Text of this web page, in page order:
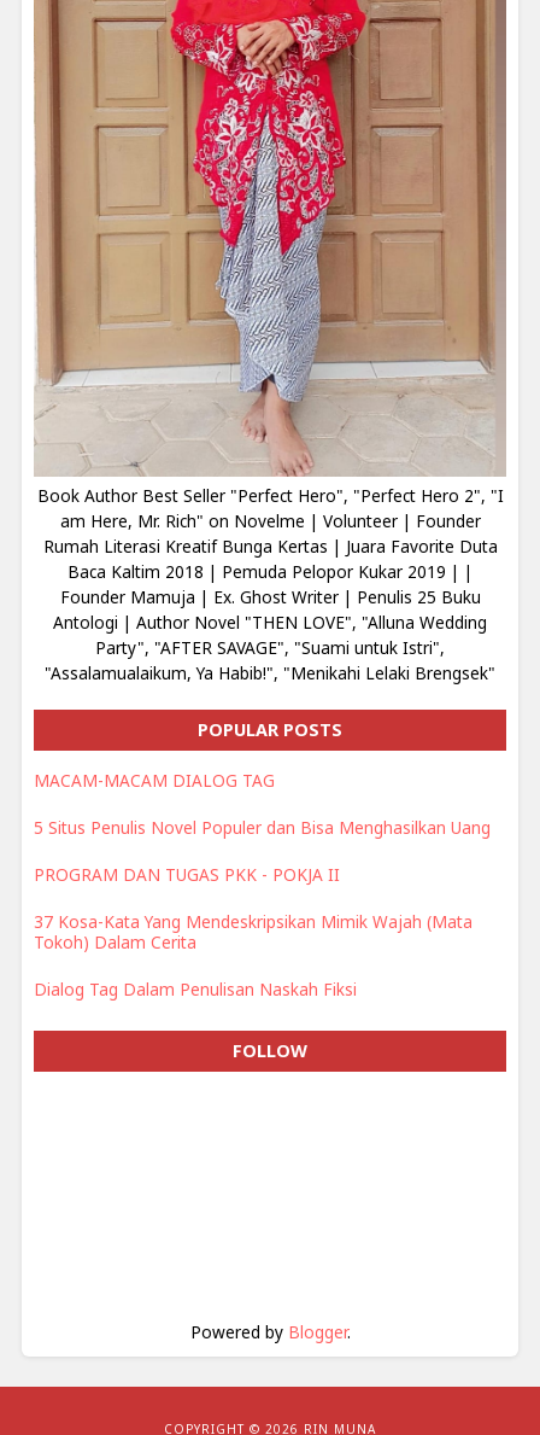
Book Author Best Seller "Perfect Hero", "Perfect Hero 2", "I
am Here, Mr. Rich" on Novelme | Volunteer | Founder
Rumah Literasi Kreatif Bunga Kertas | Juara Favorite Duta
Baca Kaltim 2018 | Pemuda Pelopor Kukar 2019 | |
Founder Mamuja | Ex. Ghost Writer | Penulis 25 Buku
Antologi | Author Novel "THEN LOVE", "Alluna Wedding
Party", "AFTER SAVAGE", "Suami untuk Istri",
"Assalamualaikum, Ya Habib!", "Menikahi Lelaki Brengsek"
POPULAR POSTS
MACAM-MACAM DIALOG TAG
5 Situs Penulis Novel Populer dan Bisa Menghasilkan Uang
PROGRAM DAN TUGAS PKK - POKJA II
37 Kosa-Kata Yang Mendeskripsikan Mimik Wajah (Mata
Tokoh) Dalam Cerita
Dialog Tag Dalam Penulisan Naskah Fiksi
FOLLOW
Powered by Blogger.
COPYRIGHT © 2026 RIN MUNA